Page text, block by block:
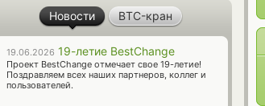
Новости BTC-кран
19.06.2026 19-летие BestChange
Проект BestChange отмечает свое 19-летие!
Поздравляем всех наших партнеров, коллег и
пользователей.